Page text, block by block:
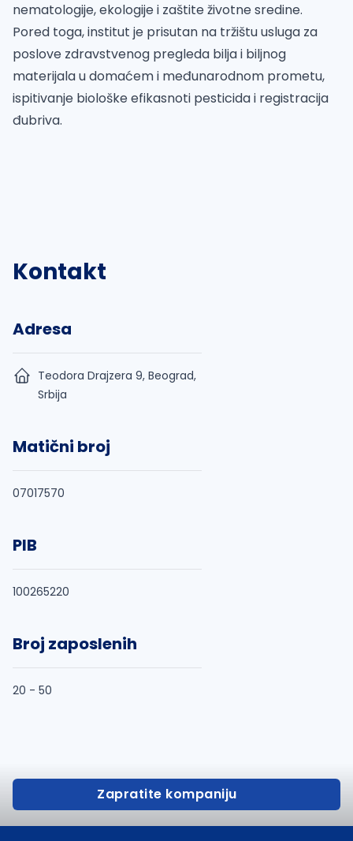
nematologije, ekologije i zaštite životne sredine.
Pored toga, institut je prisutan na tržištu usluga za
poslove zdravstvenog pregleda bilja i biljnog
materijala u domaćem i međunarodnom prometu,
ispitivanje biološke efikasnoti pesticida i registracija
đubriva.
Kontakt
Adresa
Teodora Drajzera 9, Beograd,
Srbija
Matični broj
07017570
PIB
100265220
Broj zaposlenih
20 - 50
Zapratite kompaniju